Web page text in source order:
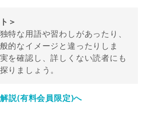
＞
特な用語や習わしがあったり、
的なイメージと違ったりしま
を確認し、詳しくない読者にも
りましょう。
説(有料会員限定)へ